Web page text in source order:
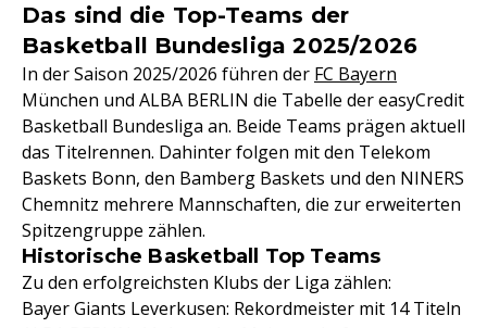
Das sind die Top-Teams der
Basketball Bundesliga 2025/2026
In der Saison 2025/2026 führen der FC Bayern
München und ALBA BERLIN die Tabelle der easyCredit
Basketball Bundesliga an. Beide Teams prägen aktuell
das Titelrennen. Dahinter folgen mit den Telekom
Baskets Bonn, den Bamberg Baskets und den NINERS
Chemnitz mehrere Mannschaften, die zur erweiterten
Spitzengruppe zählen.
Historische Basketball Top Teams
Zu den erfolgreichsten Klubs der Liga zählen:
Bayer Giants Leverkusen: Rekordmeister mit 14 Titeln